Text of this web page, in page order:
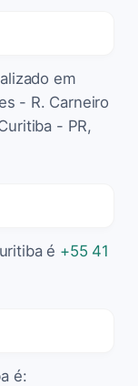
em
- R. Carneiro
- PR,
é +55 41
é: